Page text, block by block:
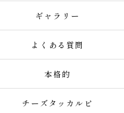
ギャラリー
よくある質問
本格的
チーズタッカルビ